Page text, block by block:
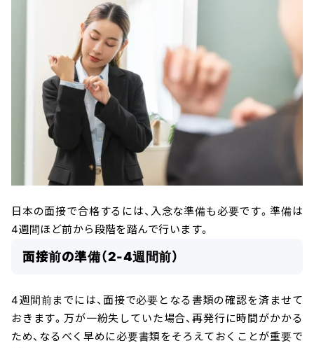
日本の面接で合格するには、入念な準備も必要です。準備は
4週間ほど前から段階を踏んで行います。
面接前の準備（2-4週間前）
4週間前までには、面接で必要となる書類の確認を済ませて
おきます。万が一紛失していた場合、再発行に時間がかかる
ため、なるべく早めに必要書類をそろえておくことが重要で